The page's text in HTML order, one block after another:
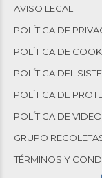
AVISO LEGAL
POLÍTICA DE
POLÍTICA DE
POLÍTICA DEL
POLÍTICA DE
POLÍTICA DE
GRUPO
TÉRMINOS Y